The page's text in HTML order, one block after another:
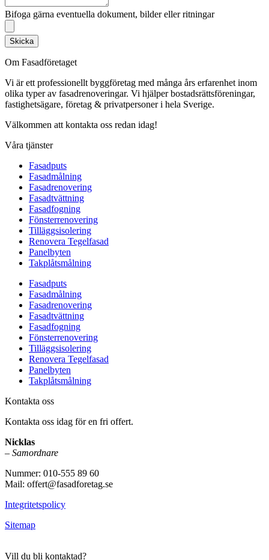
Bifoga gärna eventuella dokument, bilder eller ritningar
Skicka
Om Fasadföretaget
Vi är ett professionellt byggföretag med många års erfarenhet inom
olika typer av fasadrenoveringar. Vi hjälper bostadsrättsföreningar,
fastighetsägare, företag & privatpersoner i hela Sverige.
Välkommen att kontakta oss redan idag!
Våra tjänster
Fasadputs
Fasadmålning
Fasadrenovering
Fasadtvättning
Fasadfogning
Fönsterrenovering
Tilläggsisolering
Renovera Tegelfasad
Panelbyten
Takplåtsmålning
Fasadputs
Fasadmålning
Fasadrenovering
Fasadtvättning
Fasadfogning
Fönsterrenovering
Tilläggsisolering
Renovera Tegelfasad
Panelbyten
Takplåtsmålning
Kontakta oss
Kontakta oss idag för en fri offert.
Nicklas
– Samordnare
Nummer: 010-555 89 60
Mail: offert@fasadforetag.se
Integritetspolicy
Sitemap
Vill du bli kontaktad?